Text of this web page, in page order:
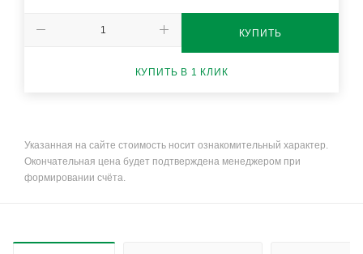
КУПИТЬ
КУПИТЬ В 1 КЛИК
Указанная на сайте стоимость носит ознакомительный характер.
Окончательная цена будет подтверждена менеджером при
формировании счёта.